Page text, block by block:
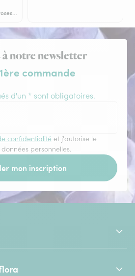
notre newsletter
commande
d'un * sont obligatoires.
confidentialité et j'autorise le
personnelles.
mon inscription